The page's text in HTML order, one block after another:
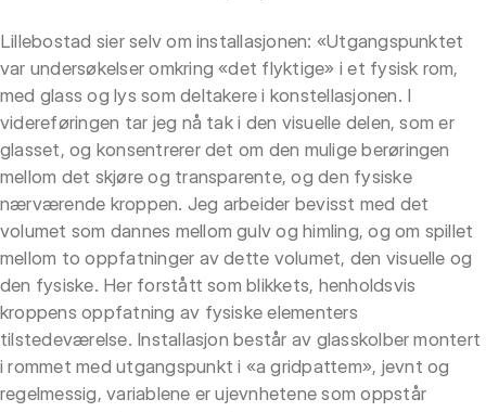
Lillebostad sier selv om installasjonen: «Utgangspunktet
var undersøkelser omkring «det flyktige» i et fysisk rom,
med glass og lys som deltakere i konstellasjonen. I
videreføringen tar jeg nå tak i den visuelle delen, som er
glasset, og konsentrerer det om den mulige berøringen
mellom det skjøre og transparente, og den fysiske
nærværende kroppen. Jeg arbeider bevisst med det
volumet som dannes mellom gulv og himling, og om spillet
mellom to oppfatninger av dette volumet, den visuelle og
den fysiske. Her forstått som blikkets, henholdsvis
kroppens oppfatning av fysiske elementers
tilstedeværelse. Installasjon består av glasskolber montert
i rommet med utgangspunkt i «a gridpattem», jevnt og
regelmessig, variablene er ujevnhetene som oppstår